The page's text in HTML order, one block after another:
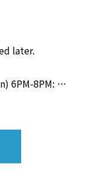
later.
6PM-8PM: …